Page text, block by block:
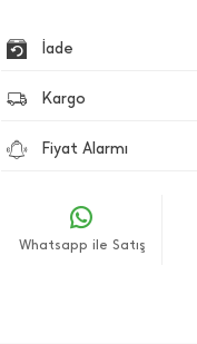
İade
Kargo
Fiyat Alarmı
Whatsapp ile Satış